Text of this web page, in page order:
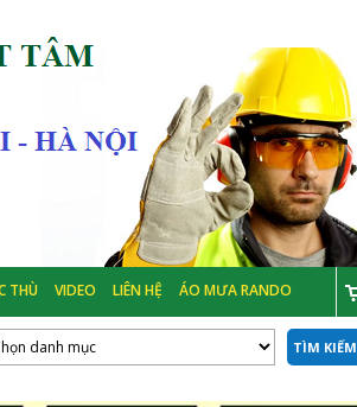
THÙ VIDEO LIÊN HỆ ÁO MƯA RANDO
TÌM KIẾM